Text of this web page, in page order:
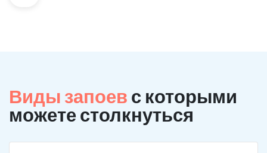
Виды запоев с которыми
можете столкнуться